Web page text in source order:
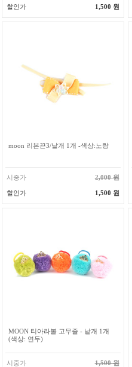
할인가 1,500 원
moon 리본끈3/낱개 1개 -색상:노랑
시중가 2,000 원
할인가 1,500 원
MOON 티아라볼 고무줄 - 낱개 1개
(색상: 연두)
시중가 1,500 원